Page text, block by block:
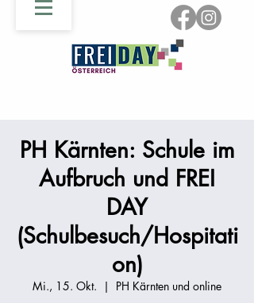
PH Kärnten: Schule im
Aufbruch und FREI
DAY
(Schulbesuch/Hospitati
on)
Mi., 15. Okt.
  |
PH Kärnten und online